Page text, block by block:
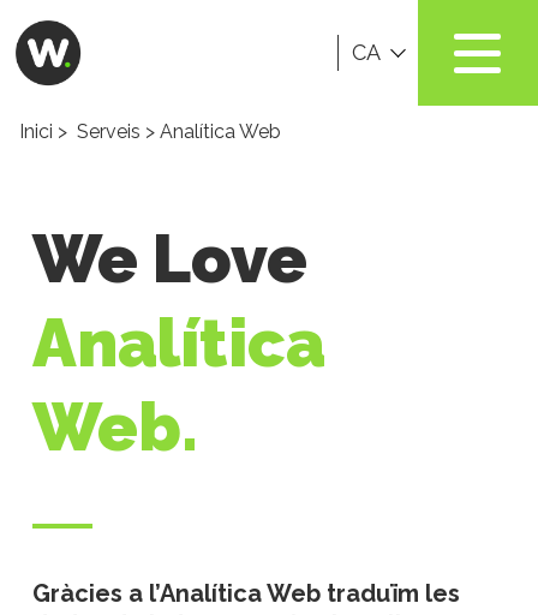
CA
Inici > Serveis > Analítica Web
We Love
Analítica
Web.
Gràcies a l’Analítica Web traduïm les